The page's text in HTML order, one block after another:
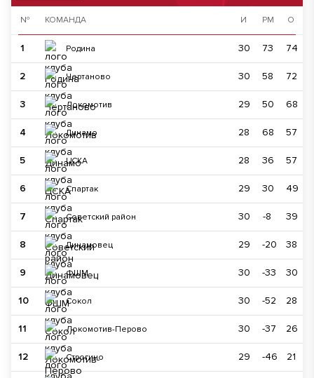
№ КОМАНДА И РМ О
1 Родина 30 73 74
2 Чертаново 30 58 72
3 Локомотив 29 50 68
4 Динамо 28 68 57
5 ЦСКА 28 36 57
6 Спартак 29 30 49
7 Советский район 30 -8 39
8 Динамовец 29 -20 38
9 ФШМ 30 -33 30
10 Сокол 30 -52 28
11 Локомотив-Перово 30 -37 26
12 Строгино 29 -46 21